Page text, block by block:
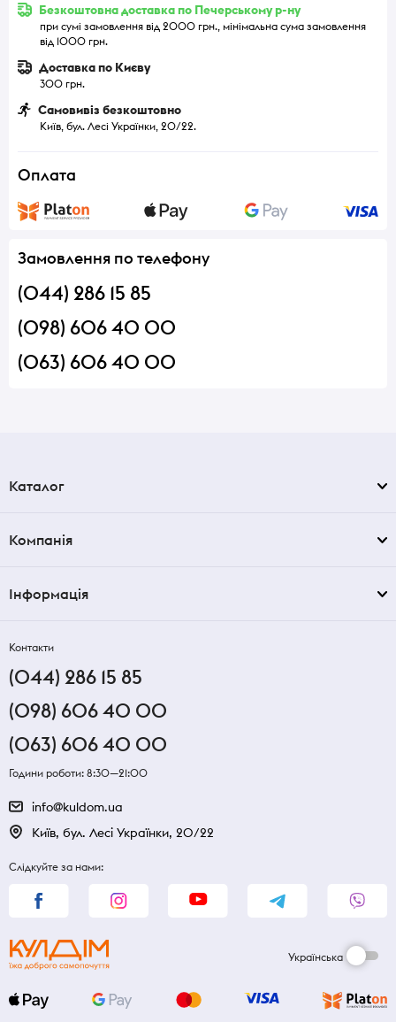
Безкоштовна доставка по Печерському р-ну
при сумі замовлення від 2000 грн., мінімальна сума замовлення
від 1000 грн.
Доставка по Києву
300 грн.
Самовивіз безкоштовно
Київ, бул. Лесі Українки, 20/22.
Оплата
Замовлення по телефону
(044) 286 15 85
(098) 606 40 00
(063) 606 40 00
Каталог
Компанія
Інформація
Контакти
(044) 286 15 85
(098) 606 40 00
(063) 606 40 00
Години роботи: 8:30—21:00
info@kuldom.ua
Київ, бул. Лесі Українки, 20/22
Слідкуйте за нами:
Українська